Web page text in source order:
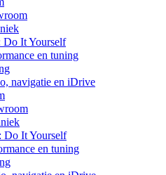
It Yourself
en tuning
navigatie en iDrive
It Yourself
en tuning